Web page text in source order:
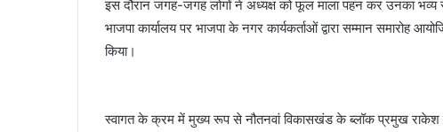
इस दौरान जगह-जगह लोगों ने अध्यक्ष को फूल माला पहन कर उनका भव्य
भाजपा कार्यालय पर भाजपा के नगर कार्यकर्ताओं द्वारा सम्मान समारोह
किया।
स्वागत के क्रम में मुख्य रूप से नौतनवां विकासखंड के ब्लॉक प्रमुख राकेश